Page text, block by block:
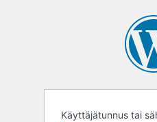
Käyttäjätunnus tai